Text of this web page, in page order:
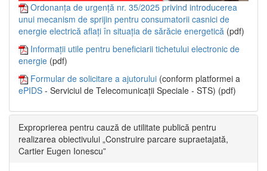
Ordonanța de urgență nr. 35/2025 privind introducerea
unui mecanism de sprijin pentru consumatorii casnici de
energie electrică aflați în situația de sărăcie energetică (pdf)
Informații utile pentru beneficiarii tichetului electronic de
energie (pdf)
Formular de solicitare a ajutorului (conform platformei a
ePIDS - Serviciul de Telecomunicații Speciale - STS) (pdf)
Exproprierea pentru cauză de utilitate publică pentru
realizarea obiectivului „Construire parcare supraetajată,
Cartier Eugen Ionescu”